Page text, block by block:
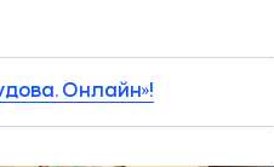
Онлайн»!